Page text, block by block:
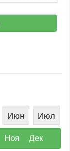
Июн
Июл
Ноя Дек